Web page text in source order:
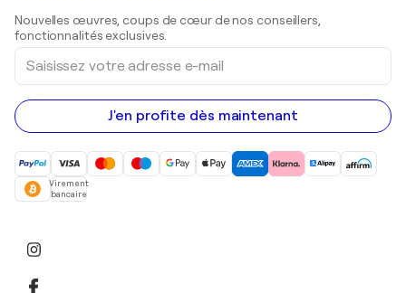
Peintures acryliques
Nouvelles œuvres, coups de cœur de nos conseillers,
fonctionnalités exclusives.
Saisissez
votre
adresse
e-
mail
J'en profite dès maintenant
Virement
bancaire